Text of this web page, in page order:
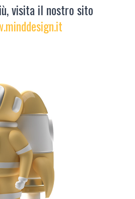
visita il nostro sito